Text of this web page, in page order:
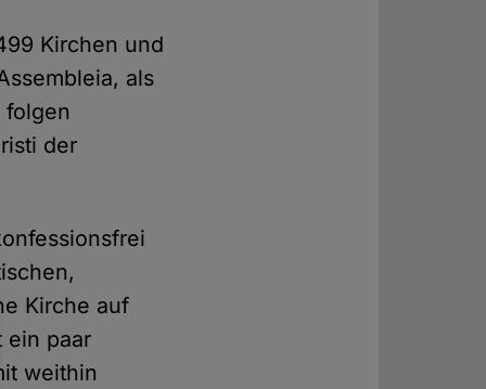
Kirchen und
als
der
Kirche auf
ein paar
weithin